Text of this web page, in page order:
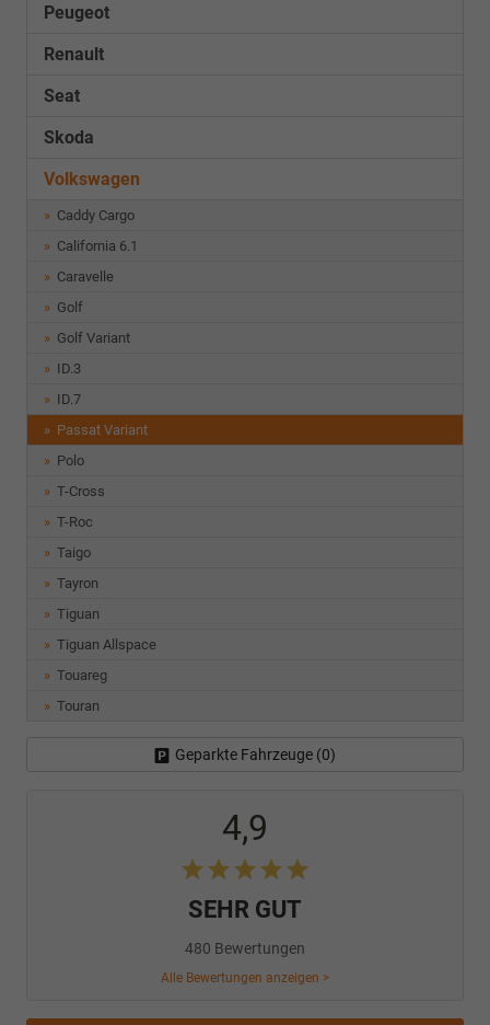
Peugeot
Renault
Seat
Skoda
Volkswagen
Caddy Cargo
California 6.1
Caravelle
Golf
Golf Variant
ID.3
ID.7
Passat Variant
Polo
T-Cross
T-Roc
Taigo
Tayron
Tiguan
Tiguan Allspace
Touareg
Touran
Geparkte Fahrzeuge (0)
4,9
SEHR GUT
480 Bewertungen
Alle Bewertungen anzeigen >